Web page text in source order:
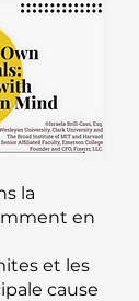
la
en
et les
cause